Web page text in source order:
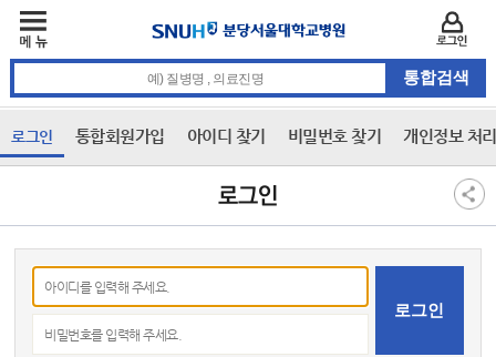
로그인 통합회원가입 아이디 찾기 비밀번호 찾기 개인정보 처
로그인